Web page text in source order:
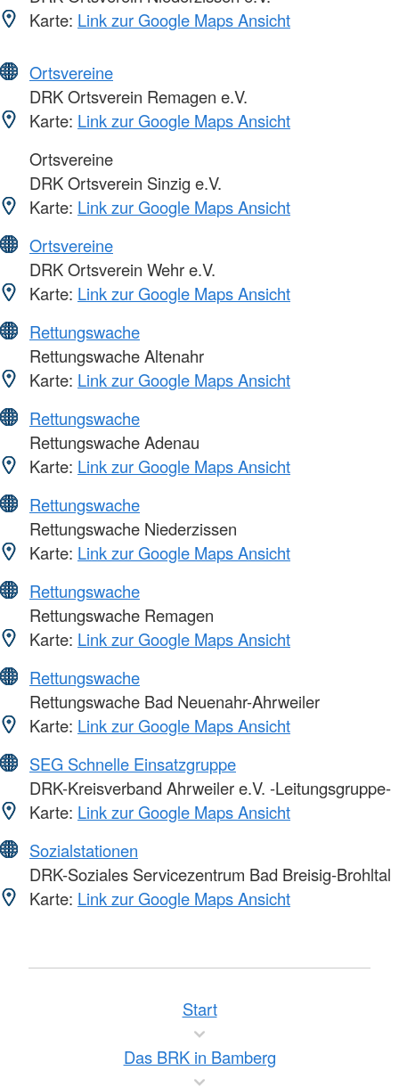
Karte: Link zur Google Maps Ansicht
Ortsvereine
DRK Ortsverein Remagen e.V.
Karte: Link zur Google Maps Ansicht
Ortsvereine
DRK Ortsverein Sinzig e.V.
Karte: Link zur Google Maps Ansicht
Ortsvereine
DRK Ortsverein Wehr e.V.
Karte: Link zur Google Maps Ansicht
Rettungswache
Rettungswache Altenahr
Karte: Link zur Google Maps Ansicht
Rettungswache
Rettungswache Adenau
Karte: Link zur Google Maps Ansicht
Rettungswache
Rettungswache Niederzissen
Karte: Link zur Google Maps Ansicht
Rettungswache
Rettungswache Remagen
Karte: Link zur Google Maps Ansicht
Rettungswache
Rettungswache Bad Neuenahr-Ahrweiler
Karte: Link zur Google Maps Ansicht
SEG Schnelle Einsatzgruppe
DRK-Kreisverband Ahrweiler e.V. -Leitungsgruppe-
Karte: Link zur Google Maps Ansicht
Sozialstationen
DRK-Soziales Servicezentrum Bad Breisig-Brohltal
Karte: Link zur Google Maps Ansicht
Start
Das BRK in Bamberg